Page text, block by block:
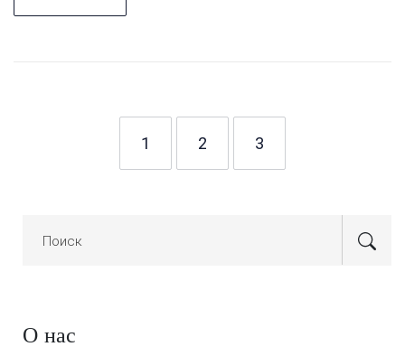
1 2 3
О нас